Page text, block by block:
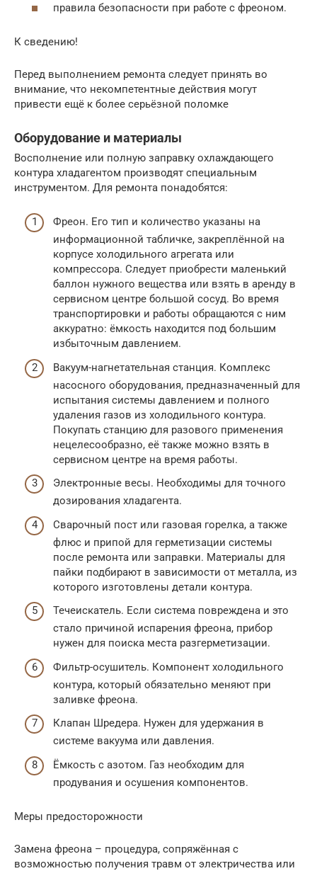
правила безопасности при работе с фреоном.
К сведению!
Перед выполнением ремонта следует принять во
внимание, что некомпетентные действия могут
привести ещё к более серьёзной поломке
Оборудование и материалы
Восполнение или полную заправку охлаждающего
контура хладагентом производят специальным
инструментом. Для ремонта понадобятся:
Фреон. Его тип и количество указаны на
информационной табличке, закреплённой на
корпусе холодильного агрегата или
компрессора. Следует приобрести маленький
баллон нужного вещества или взять в аренду в
сервисном центре большой сосуд. Во время
транспортировки и работы обращаются с ним
аккуратно: ёмкость находится под большим
избыточным давлением.
Вакуум-нагнетательная станция. Комплекс
насосного оборудования, предназначенный для
испытания системы давлением и полного
удаления газов из холодильного контура.
Покупать станцию для разового применения
нецелесообразно, её также можно взять в
сервисном центре на время работы.
Электронные весы. Необходимы для точного
дозирования хладагента.
Сварочный пост или газовая горелка, а также
флюс и припой для герметизации системы
после ремонта или заправки. Материалы для
пайки подбирают в зависимости от металла, из
которого изготовлены детали контура.
Течеискатель. Если система повреждена и это
стало причиной испарения фреона, прибор
нужен для поиска места разгерметизации.
Фильтр-осушитель. Компонент холодильного
контура, который обязательно меняют при
заливке фреона.
Клапан Шредера. Нужен для удержания в
системе вакуума или давления.
Ёмкость с азотом. Газ необходим для
продувания и осушения компонентов.
Меры предосторожности
Замена фреона – процедура, сопряжённая с
возможностью получения травм от электричества или